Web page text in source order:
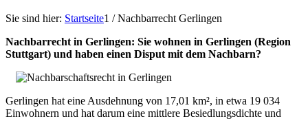
Sie sind hier: Startseite1 / Nachbarrecht Gerlingen
Nachbarrecht in Gerlingen: Sie wohnen in Gerlingen (Region
Stuttgart) und haben einen Disput mit dem Nachbarn?
Gerlingen hat eine Ausdehnung von 17,01 km², in etwa 19 034
Einwohnern und hat darum eine mittlere Besiedlungsdichte und